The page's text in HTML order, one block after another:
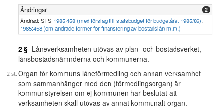
Ändringar 2
Ändrad: SFS 1985:458 (med förslag till statsbudget för budgetåret 1985/86),
1985:458 (om ändrade former för finansiering av bostadslån m.m.)
2 § Låneverksamheten utövas av plan- och bostadsverket,
länsbostadsnämnderna och kommunerna.
Organ för kommuns låneförmedling och annan verksamhet
som sammanhänger med den (förmedlingsorgan) är
kommunstyrelsen om ej kommunen har beslutat att
verksamheten skall utövas av annat kommunalt organ.